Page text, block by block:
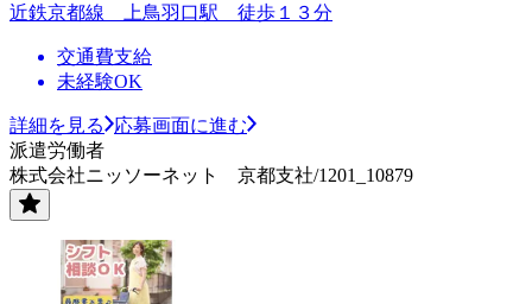
近鉄京都線 上鳥羽口駅 徒歩１３分
交通費支給
未経験OK
詳細を見る
応募画面に進む
派遣労働者
株式会社ニッソーネット 京都支社/1201_10879